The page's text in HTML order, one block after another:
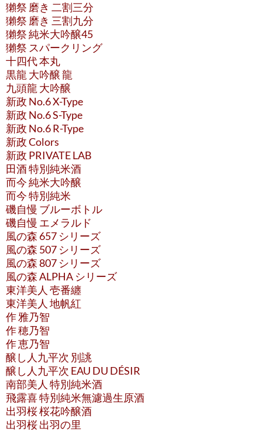
獺祭 磨き 二割三分
獺祭 磨き 三割九分
獺祭 純米大吟醸45
獺祭 スパークリング
十四代 本丸
黒龍 大吟醸 龍
九頭龍 大吟醸
新政 No.6 X-Type
新政 No.6 S-Type
新政 No.6 R-Type
新政 Colors
新政 PRIVATE LAB
田酒 特別純米酒
而今 純米大吟醸
而今 特別純米
磯自慢 ブルーボトル
磯自慢 エメラルド
風の森 657 シリーズ
風の森 507 シリーズ
風の森 807 シリーズ
風の森 ALPHA シリーズ
東洋美人 壱番纏
東洋美人 地帆紅
作 雅乃智
作 穂乃智
作 恵乃智
醸し人九平次 別誂
醸し人九平次 EAU DU DÉSIR
南部美人 特別純米酒
飛露喜 特別純米無濾過生原酒
出羽桜 桜花吟醸酒
出羽桜 出羽の里